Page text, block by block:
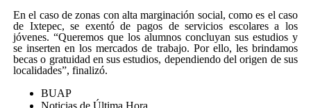
En el caso de zonas con alta marginación social, como es el caso
de Ixtepec, se exentó de pagos de servicios escolares a los
jóvenes. “Queremos que los alumnos concluyan sus estudios y
se inserten en los mercados de trabajo. Por ello, les brindamos
becas o gratuidad en sus estudios, dependiendo del origen de sus
localidades”, finalizó.
BUAP
Noticias de Última Hora